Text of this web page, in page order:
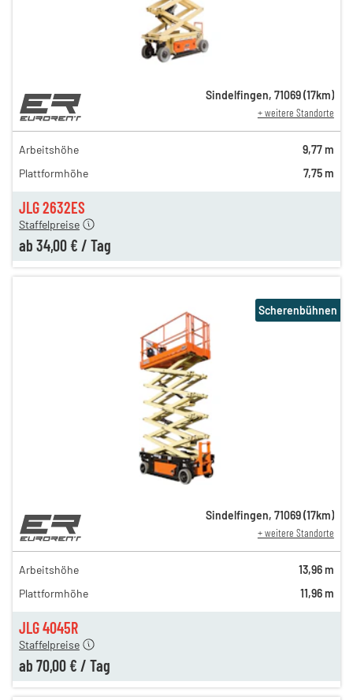
JLG 2632ES
84,00 €
69,00 €
55,00 €
46,00 €
Staffelpreise
ab 34,00 € / Tag
Sindelfingen, 71069(17km)
+ weitere Standorte
Arbeitshöhe
9,77 m
Plattformhöhe
7,75 m
JLG 4045R
139,00 €
110,00 €
99,00 €
85,00 €
Staffelpreise
ab 70,00 € / Tag
Scherenbühnen
Sindelfingen, 71069(17km)
+ weitere Standorte
Arbeitshöhe
13,96 m
Plattformhöhe
11,96 m